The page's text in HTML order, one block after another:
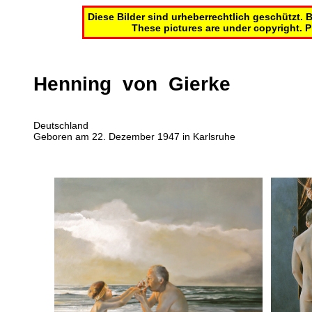
Diese Bilder sind urheberrechtlich geschützt.
These pictures are under copyright.
Henning von Gierke
Deutschland
Geboren am 22. Dezember 1947 in Karlsruhe